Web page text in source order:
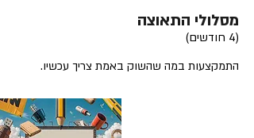
מסלולי התאוצה
(4 חודשים)
התמקצעות במה שהשוק באמת צריך עכשיו.